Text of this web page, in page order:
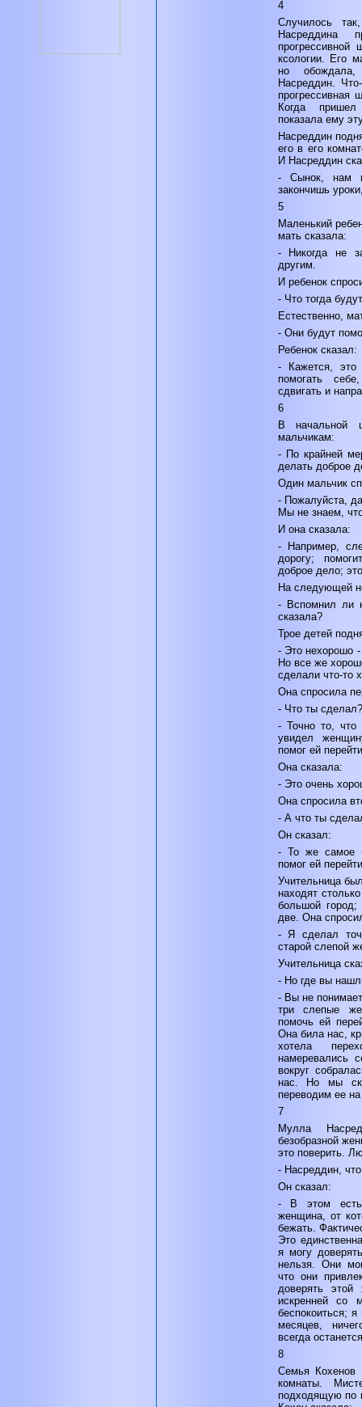
4
Случилось
Насреддина
ксологии. Его
но
Насреддин.
прогрессивная
Когда
показала ему
Насреддин
его в его
И Насреддин
- Сынок, нам
закончишь
5
Маленький
мать сказала:
- Никогда не
другим.
И ребенок
- Что тогда
Естественно,
- Они будут
Ребенок сказал:
- Кажется, это
помогать
сдвигать и
6
В начальной
мальчикам:
- По крайней
делать доброе
Один мальчик
- Пожалуйста,
Мы не знаем,
И она сказала:
- Например,
дорогу;
доброе дело;
На следующей
- Вспомнил ли
сказала?
Трое детей
- Это нехорошо
Но все же
сделали что-то
Она спросила
- Что ты сделал?
- Точно то,
увидел
помог ей
Она сказала:
- Это очень
Она спросила
- А что ты
Он сказал:
- То же самое
помог ей
Учительница
находят
большой
две. Она
- Я сделал
старой слепой
Учительница
- Но где вы
- Вы не
три слепые
помочь ей
Она била нас,
хотела
намеревались
вокруг
нас. Но мы
переводим ее
7
Мулла
безобразной
это поверить.
- Насреддин,
Он сказал:
- В этом есть
женщина, от
бежать.
Это
я могу
нельзя. Они
что они
доверять
искренней
беспокоиться;
месяцев,
всегда
8
Семья Кохенов
комнаты.
подходящую по